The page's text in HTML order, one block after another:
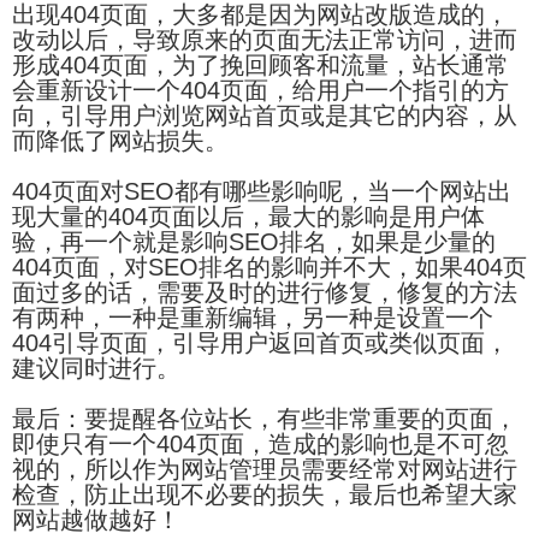
出现404页面，大多都是因为网站改版造成的，
改动以后，导致原来的页面无法正常访问，进而
形成404页面，为了挽回顾客和流量，站长通常
会重新设计一个404页面，给用户一个指引的方
向，引导用户浏览网站首页或是其它的内容，从
而降低了网站损失。
404页面对SEO都有哪些影响呢，当一个网站出
现大量的404页面以后，最大的影响是用户体
验，再一个就是影响SEO排名，如果是少量的
404页面，对SEO排名的影响并不大，如果404页
面过多的话，需要及时的进行修复，修复的方法
有两种，一种是重新编辑，另一种是设置一个
404引导页面，引导用户返回首页或类似页面，
建议同时进行。
最后：要提醒各位站长，有些非常重要的页面，
即使只有一个404页面，造成的影响也是不可忽
视的，所以作为网站管理员需要经常对网站进行
检查，防止出现不必要的损失，最后也希望大家
网站越做越好！